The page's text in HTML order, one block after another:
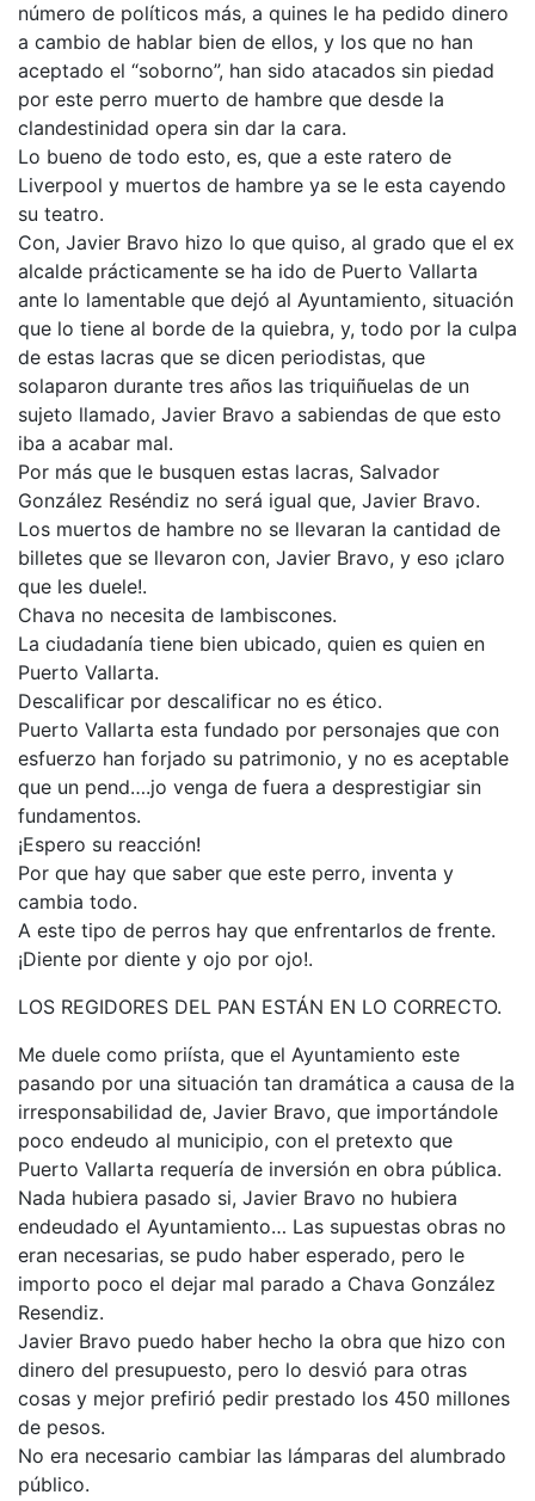
número de políticos más, a quines le ha pedido dinero
a cambio de hablar bien de ellos, y los que no han
aceptado el “soborno”, han sido atacados sin piedad
por este perro muerto de hambre que desde la
clandestinidad opera sin dar la cara.
Lo bueno de todo esto, es, que a este ratero de
Liverpool y muertos de hambre ya se le esta cayendo
su teatro.
Con, Javier Bravo hizo lo que quiso, al grado que el ex
alcalde prácticamente se ha ido de Puerto Vallarta
ante lo lamentable que dejó al Ayuntamiento, situación
que lo tiene al borde de la quiebra, y, todo por la culpa
de estas lacras que se dicen periodistas, que
solaparon durante tres años las triquiñuelas de un
sujeto llamado, Javier Bravo a sabiendas de que esto
iba a acabar mal.
Por más que le busquen estas lacras, Salvador
González Reséndiz no será igual que, Javier Bravo.
Los muertos de hambre no se llevaran la cantidad de
billetes que se llevaron con, Javier Bravo, y eso ¡claro
que les duele!.
Chava no necesita de lambiscones.
La ciudadanía tiene bien ubicado, quien es quien en
Puerto Vallarta.
Descalificar por descalificar no es ético.
Puerto Vallarta esta fundado por personajes que con
esfuerzo han forjado su patrimonio, y no es aceptable
que un pend….jo venga de fuera a desprestigiar sin
fundamentos.
¡Espero su reacción!
Por que hay que saber que este perro, inventa y
cambia todo.
A este tipo de perros hay que enfrentarlos de frente.
¡Diente por diente y ojo por ojo!.
LOS REGIDORES DEL PAN ESTÁN EN LO CORRECTO.
Me duele como priísta, que el Ayuntamiento este
pasando por una situación tan dramática a causa de la
irresponsabilidad de, Javier Bravo, que importándole
poco endeudo al municipio, con el pretexto que
Puerto Vallarta requería de inversión en obra pública.
Nada hubiera pasado si, Javier Bravo no hubiera
endeudado el Ayuntamiento… Las supuestas obras no
eran necesarias, se pudo haber esperado, pero le
importo poco el dejar mal parado a Chava González
Resendiz.
Javier Bravo puedo haber hecho la obra que hizo con
dinero del presupuesto, pero lo desvió para otras
cosas y mejor prefirió pedir prestado los 450 millones
de pesos.
No era necesario cambiar las lámparas del alumbrado
público.